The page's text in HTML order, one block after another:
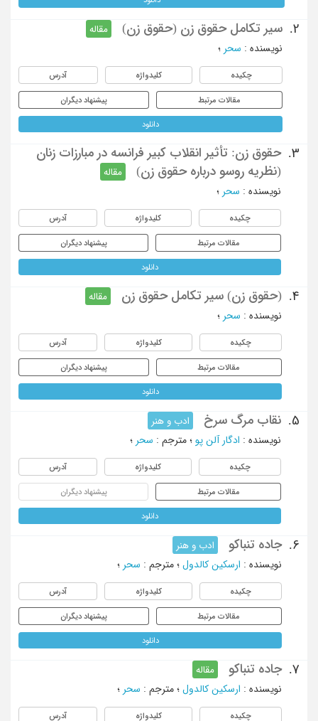
2. سیر تکامل حقوق زن (حقوق زن)
مقاله
نویسنده : سحر ؛
چکیده کلیدواژه آدرس
مقالات مرتبط پیشنهاد دیگران
دانلود
3.
حقوق زن: تأثیر انقلاب کبیر فرانسه در مبارزات زنان
(نظریه روسو درباره حقوق زن)
مقاله
نویسنده : سحر ؛
چکیده کلیدواژه آدرس
مقالات مرتبط پیشنهاد دیگران
دانلود
4. (حقوق زن) سیر تکامل حقوق زن
مقاله
نویسنده : سحر ؛
چکیده کلیدواژه آدرس
مقالات مرتبط پیشنهاد دیگران
دانلود
5. نقاب مرگ سرخ
ادب و هنر
نویسنده : ادگار آلن پو ؛ مترجم : سحر ؛
چکیده کلیدواژه آدرس
مقالات مرتبط پیشنهاد دیگران
دانلود
6. جاده تنباکو
ادب و هنر
نویسنده : ارسکین کالدول ؛ مترجم : سحر ؛
چکیده کلیدواژه آدرس
مقالات مرتبط پیشنهاد دیگران
دانلود
7. جاده تنباکو
مقاله
نویسنده : ارسکین کالدول ؛ مترجم : سحر ؛
چکیده کلیدواژه آدرس